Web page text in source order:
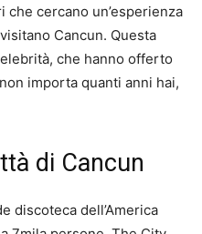
cercano un’esperienza
Cancun. Questa
che hanno offerto
importa quanti anni hai,
di Cancun
discoteca dell’America